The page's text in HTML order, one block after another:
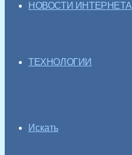
НОВОСТИ ИНТЕРНЕТА
ТЕХНОЛОГИИ
Искать